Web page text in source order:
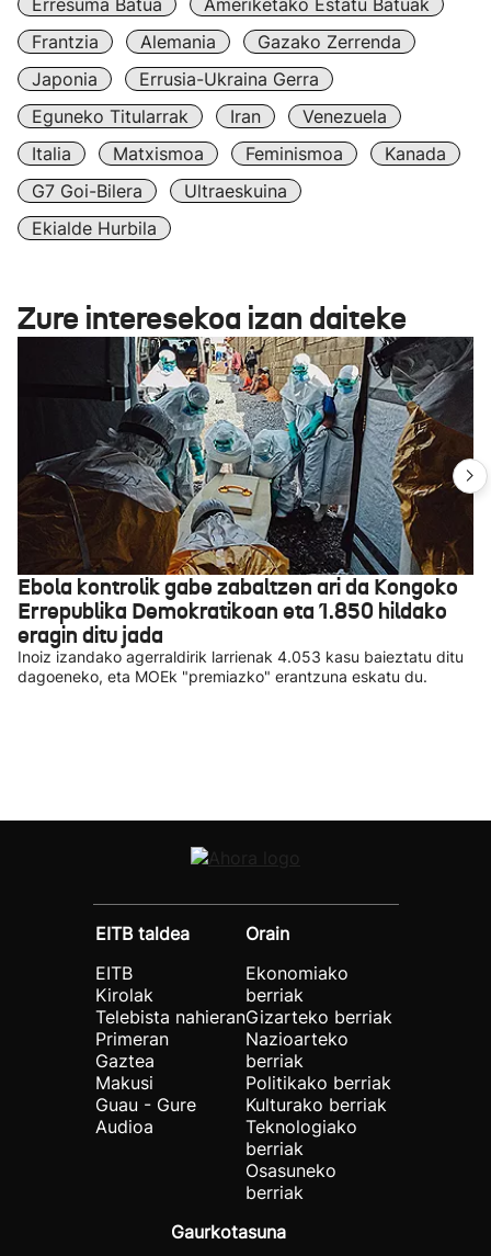
Erresuma Batua
Ameriketako Estatu Batuak
Frantzia
Alemania
Gazako Zerrenda
Japonia
Errusia-Ukraina Gerra
Eguneko Titularrak
Iran
Venezuela
Italia
Matxismoa Feminismoa
Kanada
G7 Goi-Bilera
Ultraeskuina
Ekialde Hurbila
Zure interesekoa izan daiteke
Ebola kontrolik gabe zabaltzen ari da Kongoko
Errepublika Demokratikoan eta 1.850 hildako
eragin ditu jada
Inoiz izandako agerraldirik larrienak 4.053 kasu baieztatu ditu
dagoeneko, eta MOEk "premiazko" erantzuna eskatu du.
EITB taldea
EITB
Kirolak
Telebista nahieran
Primeran
Gaztea
Makusi
Guau - Gure
Audioa
Orain
Ekonomiako
berriak
Gizarteko berriak
Nazioarteko
berriak
Politikako berriak
Kulturako berriak
Teknologiako
berriak
Osasuneko
berriak
Gaurkotasuna